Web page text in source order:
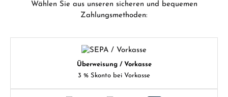
Wählen Sie aus unseren sicheren und bequemen
Zahlungsmethoden:
Überweisung / Vorkasse
3 % Skonto bei Vorkasse